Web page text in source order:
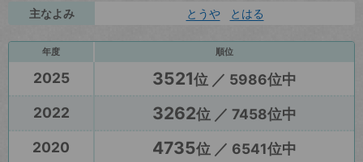
主なよみ とうや とはる
年度 順位
2025 3521位 ／ 5986位中
2022
3262位 ／ 7458位中
2020
4735位 ／ 6541位中